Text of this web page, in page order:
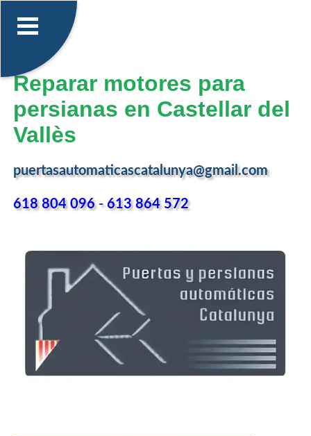
Reparar motores para
persianas en Castellar del
Vallès
puertasautomaticascatalunya@gmail.com
618 804 096-613 864 572